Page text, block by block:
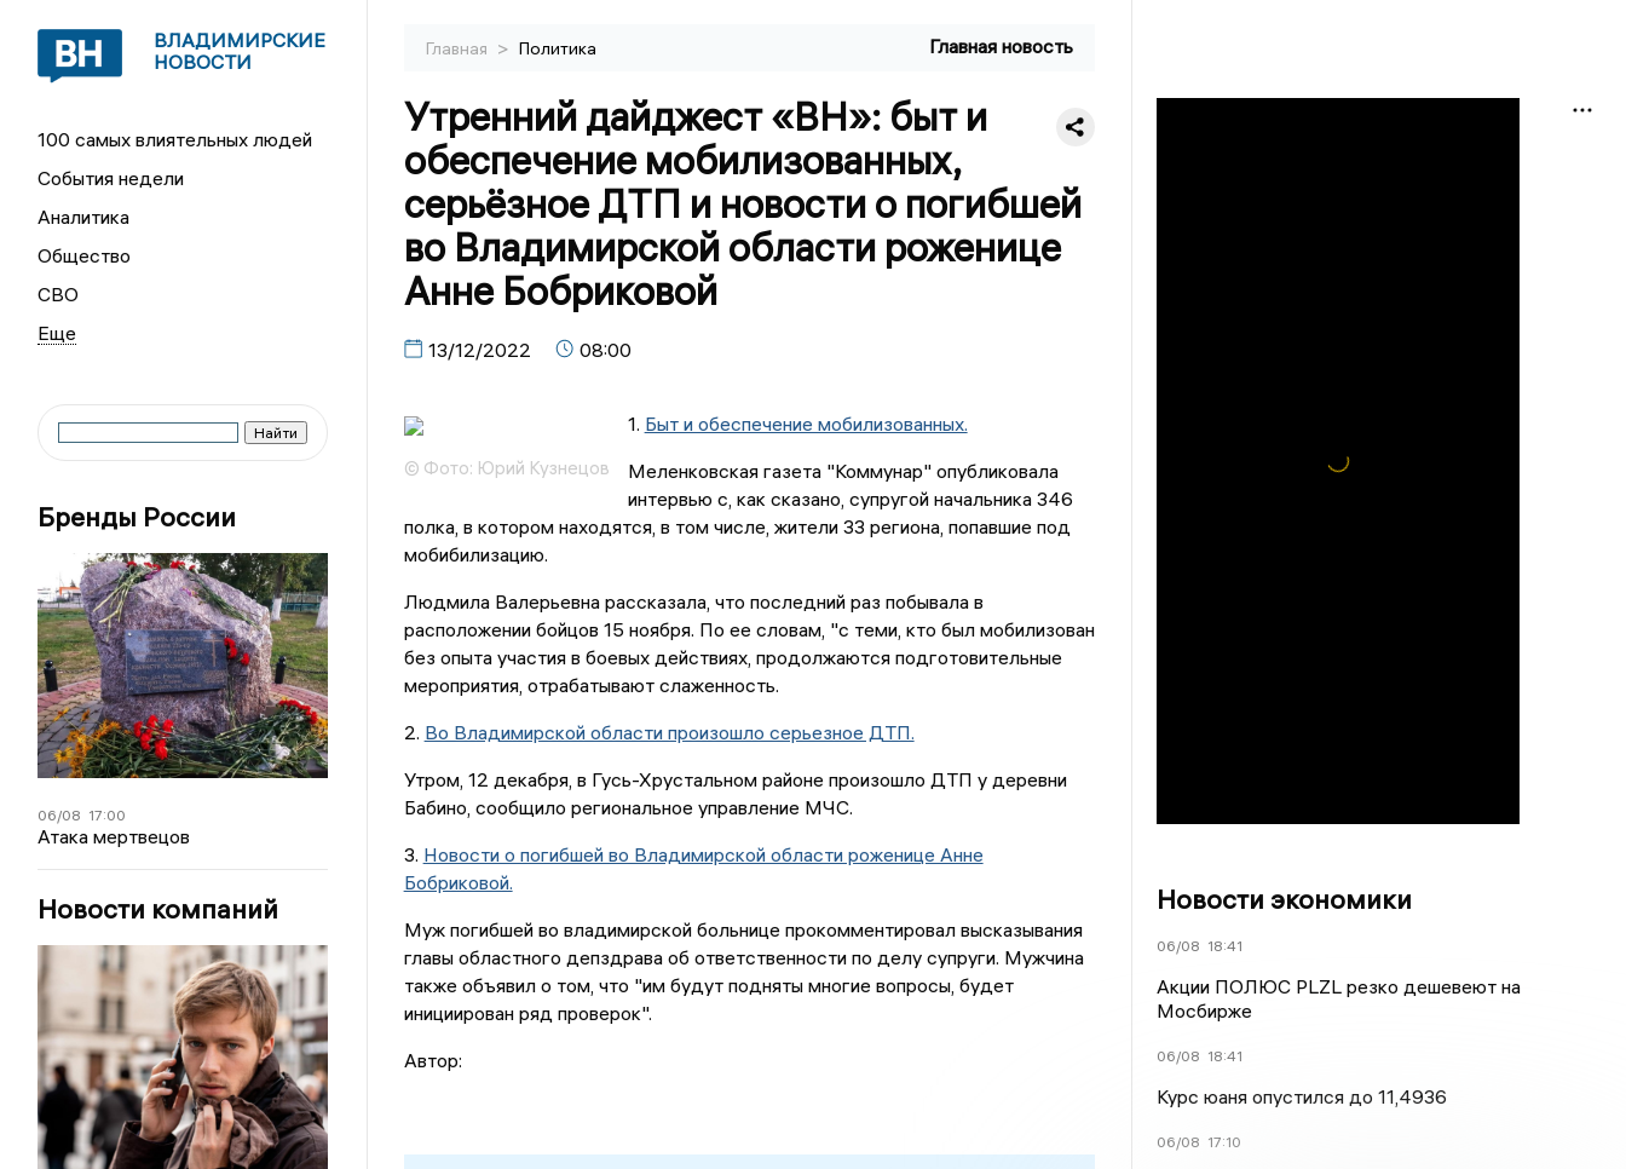
ВЛАДИМИРСКИЕ
НОВОСТИ
100 самых влиятельных людей
События недели
Аналитика
Общество
СВО
Бренды России
06/08 17:00
Атака мертвецов
Новости компаний
Главная > Политика Главная новость
Утренний дайджест «ВН»: быт и
обеспечение мобилизованных,
серьёзное ДТП и новости о погибшей
во Владимирской области роженице
Анне Бобриковой
13/12/2022 08:00
© Фото: Юрий Кузнецов
1. Быт и обеспечение мобилизованных.
Меленковская газета "Коммунар" опубликовала
интервью с, как сказано, супругой начальника 346
полка, в котором находятся, в том числе, жители 33 региона, попавшие под
мобибилизацию.
Людмила Валерьевна рассказала, что последний раз побывала в
расположении бойцов 15 ноября. По ее словам, "с теми, кто был мобилизован
без опыта участия в боевых действиях, продолжаются подготовительные
мероприятия, отрабатывают слаженность.
2. Во Владимирской области произошло серьезное ДТП.
Утром, 12 декабря, в Гусь-Хрустальном районе произошло ДТП у деревни
Бабино, сообщило региональное управление МЧС.
3. Новости о погибшей во Владимирской области роженице Анне
Бобриковой.
Муж погибшей во владимирской больнице прокомментировал высказывания
главы областного депздрава об ответственности по делу супруги. Мужчина
также объявил о том, что "им будут подняты многие вопросы, будет
инициирован ряд проверок".
Автор:
Новости экономики
06/08 18:41
Акции ПОЛЮС PLZL резко дешевеют на
Мосбирже
06/08 18:41
Курс юаня опустился до 11,4936
06/08 17:10